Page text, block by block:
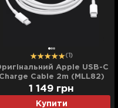
(1)
Apple USB-C
Charge Cable 2m (MLL82)
Купити
1 149 грн